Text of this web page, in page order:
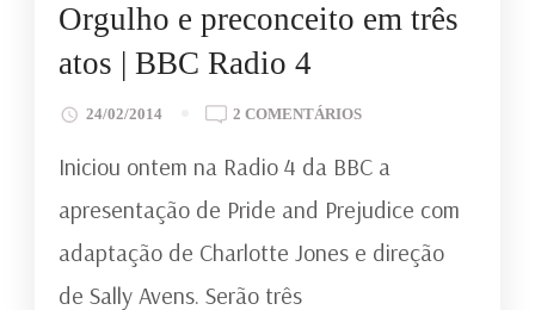
Orgulho e preconceito em três
atos | BBC Radio 4
24/02/2014 2 COMENTÁRIOSEM
E
EM
TRÊS
Iniciou ontem na Radio 4 da BBC a
apresentação de Pride and Prejudice com
adaptação de Charlotte Jones e direção
de Sally Avens. Serão três